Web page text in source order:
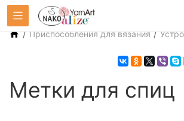
/ Приспособления для вязания /
Метки для спиц